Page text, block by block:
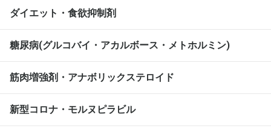
ダイエット・食欲抑制剤
糖尿病(グルコバイ・アカルボース・メトホルミン)
筋肉増強剤・アナボリックステロイド
新型コロナ・モルヌピラビル